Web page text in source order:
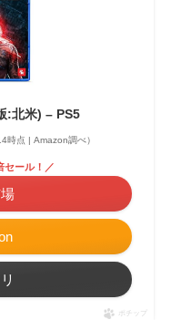
:北米) – PS5
時点 | Amazon調べ）
セール！／
ポチップ